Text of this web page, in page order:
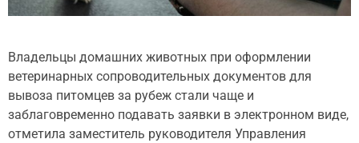
Владельцы домашних животных при оформлении
ветеринарных сопроводительных документов для
вывоза питомцев за рубеж стали чаще и
заблаговременно подавать заявки в электронном виде,
отметила заместитель руководителя Управления